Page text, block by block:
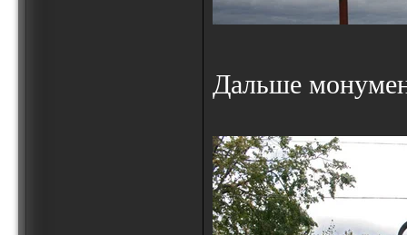
Дальше